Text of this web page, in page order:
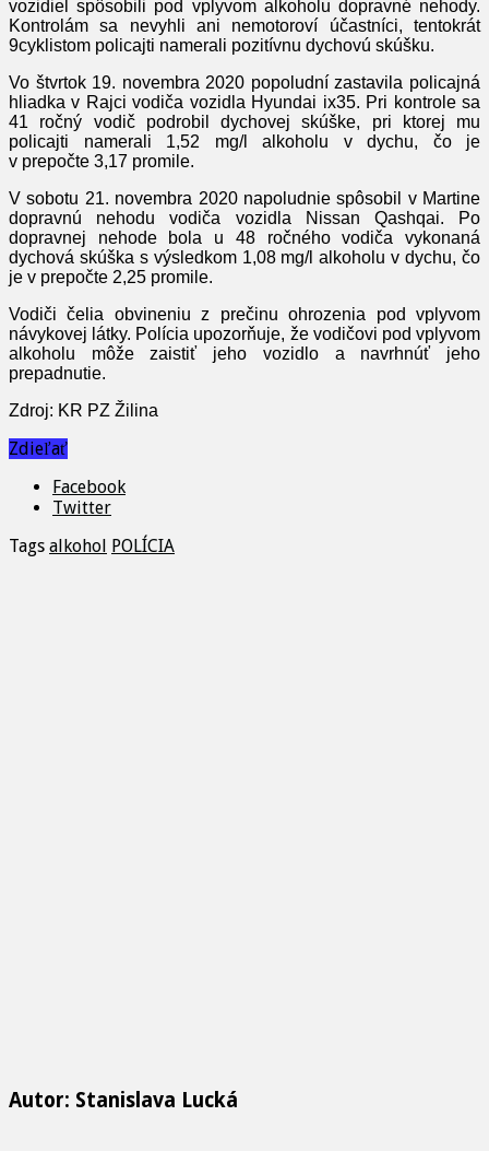
vozidiel spôsobili pod vplyvom alkoholu dopravné nehody.
Kontrolám sa nevyhli ani nemotoroví účastníci, tentokrát
9cyklistom policajti namerali pozitívnu dychovú skúšku.
Vo štvrtok 19. novembra 2020 popoludní zastavila policajná
hliadka v Rajci vodiča vozidla Hyundai ix35. Pri kontrole sa
41 ročný vodič podrobil dychovej skúške, pri ktorej mu
policajti namerali 1,52 mg/l alkoholu v dychu, čo je
v prepočte 3,17 promile.
V sobotu 21. novembra 2020 napoludnie spôsobil v Martine
dopravnú nehodu vodiča vozidla Nissan Qashqai. Po
dopravnej nehode bola u 48 ročného vodiča vykonaná
dychová skúška s výsledkom 1,08 mg/l alkoholu v dychu, čo
je v prepočte 2,25 promile.
Vodiči čelia obvineniu z prečinu ohrozenia pod vplyvom
návykovej látky. Polícia upozorňuje, že vodičovi pod vplyvom
alkoholu môže zaistiť jeho vozidlo a navrhnúť jeho
prepadnutie.
Zdroj: KR PZ Žilina
Zdieľať
Facebook
Twitter
Tags alkohol POLÍCIA
Autor: Stanislava Lucká